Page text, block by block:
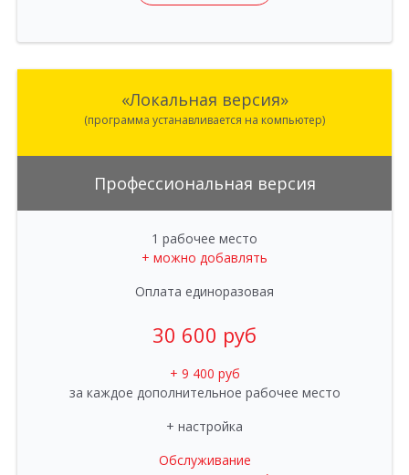
«Локальная версия»
(программа устанавливается на компьютер)
Профессиональная версия
1 рабочее место
+ можно добавлять
Оплата единоразовая
30 600 руб
+ 9 400 руб
за каждое дополнительное рабочее место
+ настройка
Обслуживание